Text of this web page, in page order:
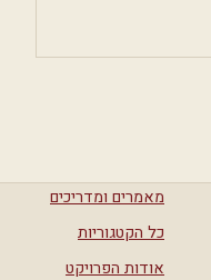
מאמרים ומדריכים
כל הקטגוריות
אודות הפרויקט